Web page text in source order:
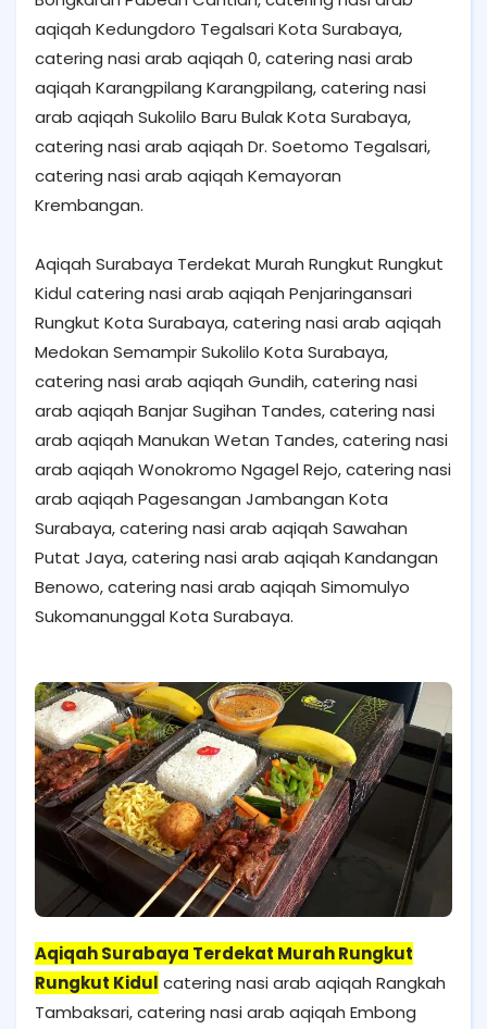
aqiqah Kedungdoro Tegalsari Kota Surabaya,
catering nasi arab aqiqah 0, catering nasi arab
aqiqah Karangpilang Karangpilang, catering nasi
arab aqiqah Sukolilo Baru Bulak Kota Surabaya,
catering nasi arab aqiqah Dr. Soetomo Tegalsari,
catering nasi arab aqiqah Kemayoran
Krembangan.
Aqiqah Surabaya Terdekat Murah Rungkut Rungkut
Kidul catering nasi arab aqiqah Penjaringansari
Rungkut Kota Surabaya, catering nasi arab aqiqah
Medokan Semampir Sukolilo Kota Surabaya,
catering nasi arab aqiqah Gundih, catering nasi
arab aqiqah Banjar Sugihan Tandes, catering nasi
arab aqiqah Manukan Wetan Tandes, catering nasi
arab aqiqah Wonokromo Ngagel Rejo, catering nasi
arab aqiqah Pagesangan Jambangan Kota
Surabaya, catering nasi arab aqiqah Sawahan
Putat Jaya, catering nasi arab aqiqah Kandangan
Benowo, catering nasi arab aqiqah Simomulyo
Sukomanunggal Kota Surabaya.
Aqiqah Surabaya Terdekat Murah Rungkut
Rungkut Kidul catering nasi arab aqiqah Rangkah
Tambaksari, catering nasi arab aqiqah Embong